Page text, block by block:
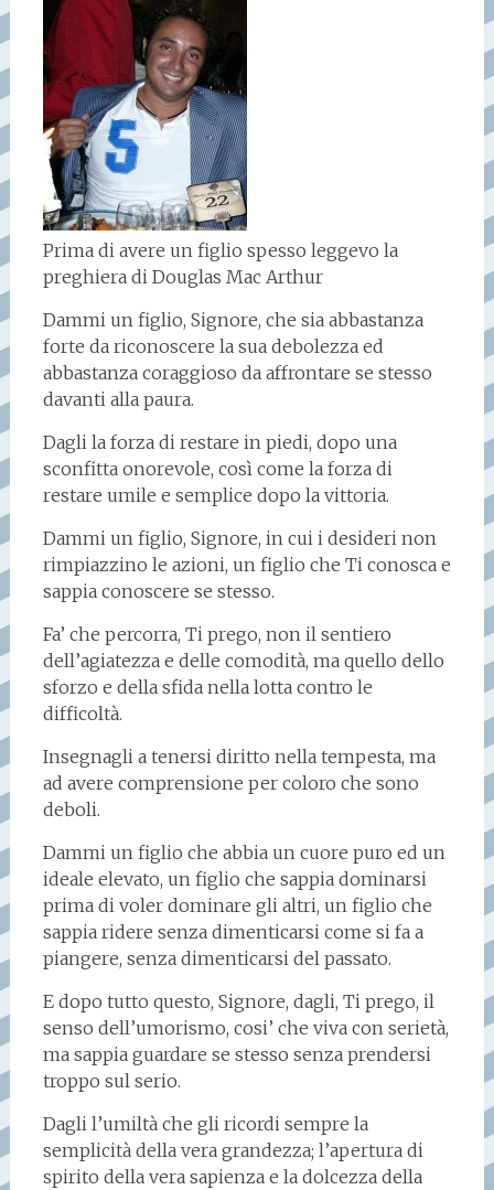
Prima di avere un figlio spesso leggevo la
preghiera di Douglas Mac Arthur
Dammi un figlio, Signore, che sia abbastanza
forte da riconoscere la sua debolezza ed
abbastanza coraggioso da affrontare se stesso
davanti alla paura.
Dagli la forza di restare in piedi, dopo una
sconfitta onorevole, così come la forza di
restare umile e semplice dopo la vittoria.
Dammi un figlio, Signore, in cui i desideri non
rimpiazzino le azioni, un figlio che Ti conosca e
sappia conoscere se stesso.
Fa’ che percorra, Ti prego, non il sentiero
dell’agiatezza e delle comodità, ma quello dello
sforzo e della sfida nella lotta contro le
difficoltà.
Insegnagli a tenersi diritto nella tempesta, ma
ad avere comprensione per coloro che sono
deboli.
Dammi un figlio che abbia un cuore puro ed un
ideale elevato, un figlio che sappia dominarsi
prima di voler dominare gli altri, un figlio che
sappia ridere senza dimenticarsi come si fa a
piangere, senza dimenticarsi del passato.
E dopo tutto questo, Signore, dagli, Ti prego, il
senso dell’umorismo, cosi’ che viva con serietà,
ma sappia guardare se stesso senza prendersi
troppo sul serio.
Dagli l’umiltà che gli ricordi sempre la
semplicità della vera grandezza; l’apertura di
spirito della vera sapienza e la dolcezza della